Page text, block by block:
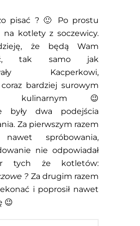
pisać ? 🙂 Po prostu
na kotlety z soczewicy.
że będą Wam
tak samo jak
Kacperkowi,
bardziej surowym
kulinarnym 😉
były dwa podejścia
Za pierwszym razem
nawet spróbowania,
nie odpowiadał
tych że kotletów:
? Za drugim razem
i poprosił nawet
😉